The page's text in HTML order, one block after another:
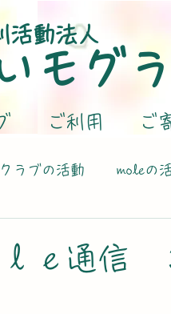
活動法人
モグ
ご利用 ご
ラブの活動 moleの
ｌｅ通信